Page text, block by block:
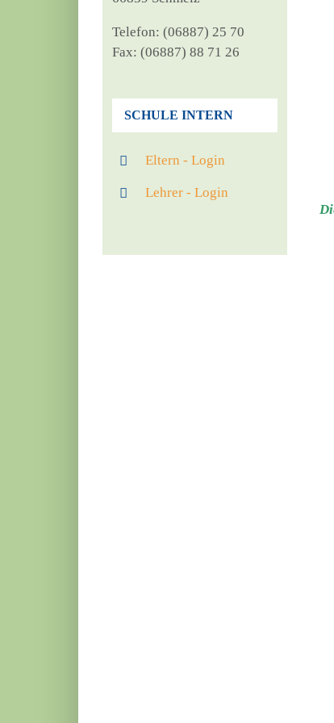
Tele­fon: (06887) 25 70
Fax: (06887) 88 71 26
SCHULE INTERN
Eltern - Login
Lehrer - Login